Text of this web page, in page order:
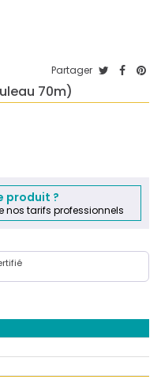
Partager
70m)
produit ?
nos tarifs professionnels